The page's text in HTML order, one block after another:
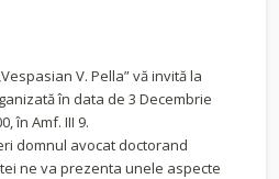
V. Pella” vă invită la
în data de 3 Decembrie
în Amf. III 9.
domnul avocat doctorand
ne va prezenta unele aspecte